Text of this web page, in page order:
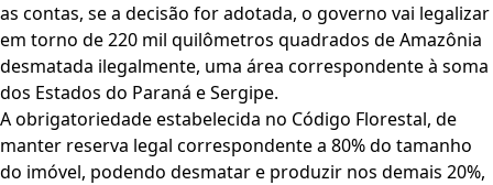
as contas, se a decisão for adotada, o governo vai legalizar
em torno de 220 mil quilômetros quadrados de Amazônia
desmatada ilegalmente, uma área correspondente à soma
dos Estados do Paraná e Sergipe.
A obrigatoriedade estabelecida no Código Florestal, de
manter reserva legal correspondente a 80% do tamanho
do imóvel, podendo desmatar e produzir nos demais 20%,